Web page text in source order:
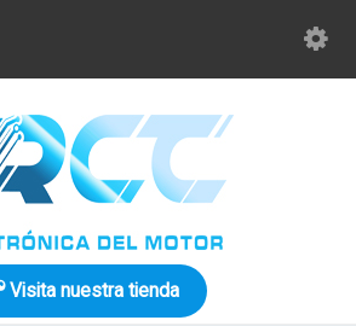
Visita nuestra tienda